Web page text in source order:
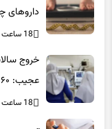
داروهای
18 ساعت پیش
عجیب: ۶۰ هزار پرستار خانه‌نشین شدند؟
18 ساعت پیش